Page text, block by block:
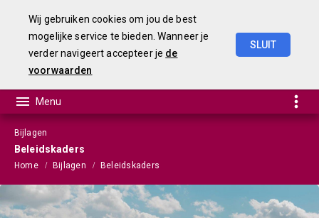
Wij gebruiken cookies om jou de best
mogelijke service te bieden. Wanneer je
verder navigeert accepteer je de
voorwaarden
SLUIT
Bijlagen
Beleidskaders
Home Bijlagen Beleidskaders